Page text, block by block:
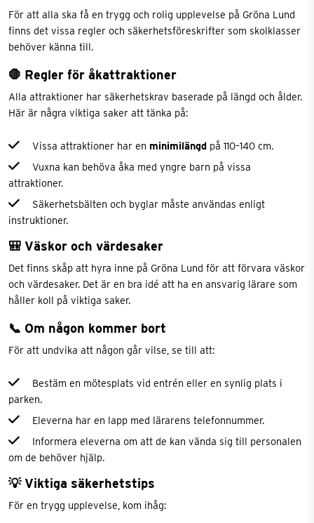
För att alla ska få en trygg och rolig upplevelse på Gröna Lund
finns det vissa regler och säkerhetsföreskrifter som skolklasser
behöver känna till.
🛑 Regler för åkattraktioner
Alla attraktioner har säkerhetskrav baserade på längd och ålder.
Här är några viktiga saker att tänka på:
Vissa attraktioner har en minimilängd på 110–140 cm.
Vuxna kan behöva åka med yngre barn på vissa
attraktioner.
Säkerhetsbälten och byglar måste användas enligt
instruktioner.
🎒 Väskor och värdesaker
Det finns skåp att hyra inne på Gröna Lund för att förvara väskor
och värdesaker. Det är en bra idé att ha en ansvarig lärare som
håller koll på viktiga saker.
📞 Om någon kommer bort
För att undvika att någon går vilse, se till att:
Bestäm en mötesplats vid entrén eller en synlig plats i
parken.
Eleverna har en lapp med lärarens telefonnummer.
Informera eleverna om att de kan vända sig till personalen
om de behöver hjälp.
💡 Viktiga säkerhetstips
För en trygg upplevelse, kom ihåg: